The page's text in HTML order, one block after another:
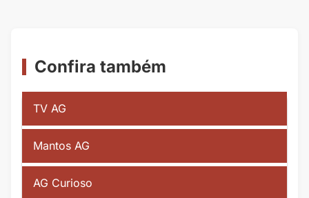
Confira também
TV AG
Mantos AG
AG Curioso